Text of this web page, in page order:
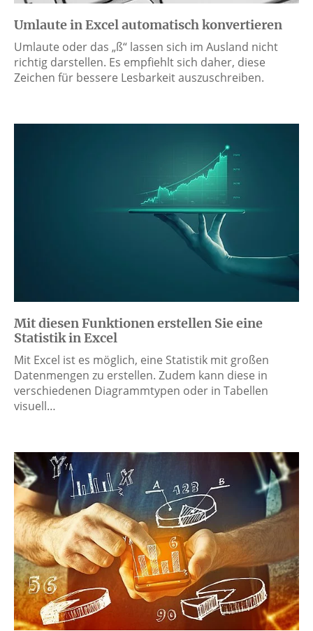
Umlaute in Excel automatisch konvertieren
Umlaute oder das „ß“ lassen sich im Ausland nicht
richtig darstellen. Es empfiehlt sich daher, diese
Zeichen für bessere Lesbarkeit auszuschreiben.
Mit diesen Funktionen erstellen Sie eine
Statistik in Excel
Mit Excel ist es möglich, eine Statistik mit großen
Datenmengen zu erstellen. Zudem kann diese in
verschiedenen Diagrammtypen oder in Tabellen
visuell…